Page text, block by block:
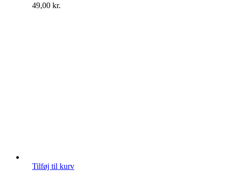
49,00 kr.
Tilføj til kurv